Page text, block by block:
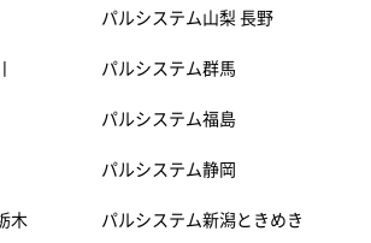
木
パルシステム山梨 長野
パルシステム群馬
パルシステム福島
パルシステム静岡
パルシステム新潟ときめき